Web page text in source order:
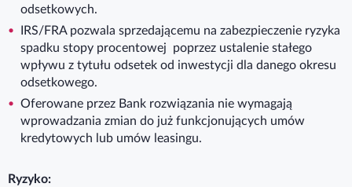
odsetkowych.
IRS/FRA pozwala sprzedającemu na zabezpieczenie ryzyka
spadku stopy procentowej poprzez ustalenie stałego
wpływu z tytułu odsetek od inwestycji dla danego okresu
odsetkowego.
Oferowane przez Bank rozwiązania nie wymagają
wprowadzania zmian do już funkcjonujących umów
kredytowych lub umów leasingu.
Ryzyko: